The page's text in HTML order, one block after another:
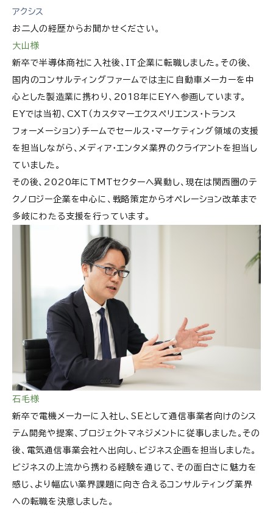
なる
の求人情報
アクシス
お二人の経歴からお聞かせください。
大山様
新卒で半導体商社に入社後、IT企業に転職しました。その後、
国内のコンサルティングファームでは主に自動車メーカーを中
心とした製造業に携わり、2018年にEYへ参画しています。
EYでは当初、CXT（カスタマーエクスペリエンス・トランス
フォーメーション）チームでセールス・マーケティング領域の支援
を担当しながら、メディア・エンタメ業界のクライアントを担当し
ていました。
その後、2020年にTMTセクターへ異動し、現在は関西圏のテ
クノロジー企業を中心に、戦略策定からオペレーション改革まで
多岐にわたる支援を行っています。
石毛様
新卒で電機メーカーに入社し、SEとして通信事業者向けのシス
テム開発や提案、プロジェクトマネジメントに従事しました。その
後、電気通信事業会社へ出向し、ビジネス企画を担当しました。
ビジネスの上流から携わる経験を通じて、その面白さに魅力を
感じ、より幅広い業界課題に向き合えるコンサルティング業界
への転職を決意しました。